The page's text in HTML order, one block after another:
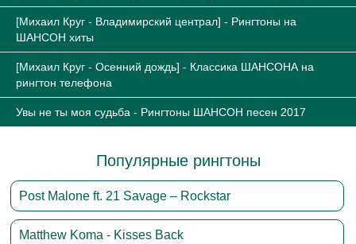
[Михаил Круг - Владимирский централ] - Рингтоны на
ШАНСОН хиты
[Михаил Круг - Осенний дождь] - Классика ШАНСОНА на
рингтон телефона
Увы не ты моя судьба - Рингтоны ШАНСОН песен 2017
Популярные рингтоны
Post Malone ft. 21 Savage – Rockstar
Matthew Koma - Kisses Back